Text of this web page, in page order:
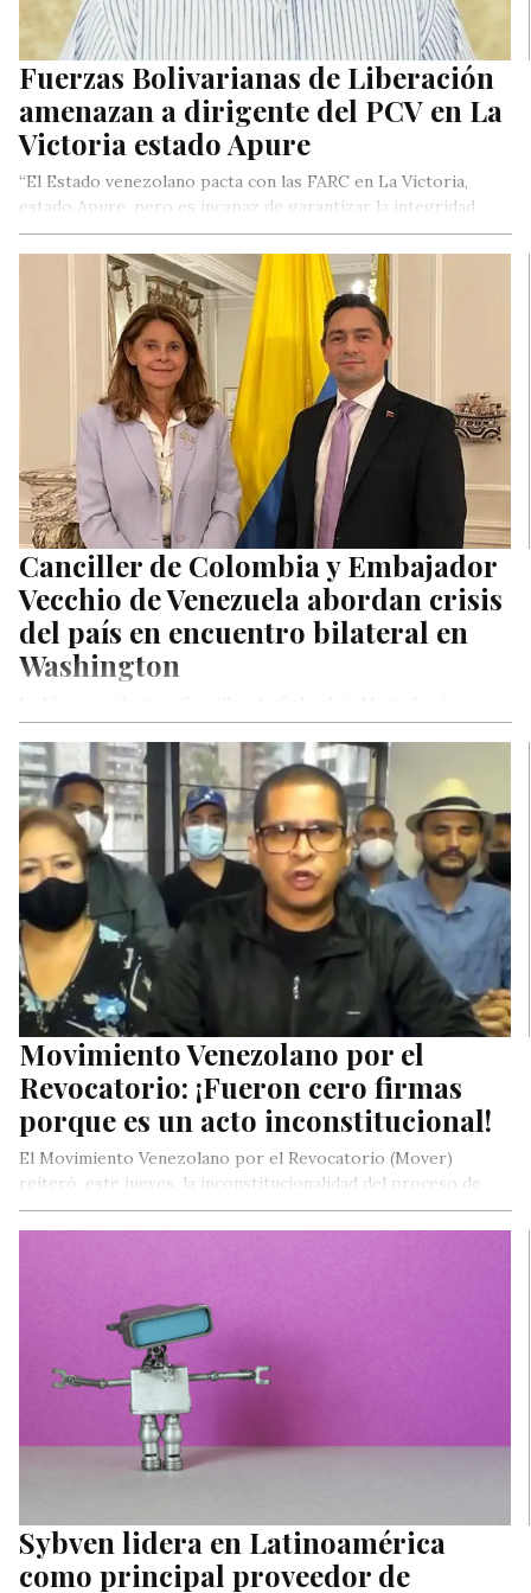
Fuerzas Bolivarianas de Liberación
amenazan a dirigente del PCV en La
Victoria estado Apure
“El Estado venezolano pacta con las FARC en La Victoria,
estado Apure, pero es incapaz de garantizar la integridad
física…
Canciller de Colombia y Embajador
Vecchio de Venezuela abordan crisis
del país en encuentro bilateral en
Washington
Ramírez, y el Embajador de Venezuela en EEUU, Carlos
Vecchio, sostuvieron un…
Movimiento Venezolano por el
Revocatorio: ¡Fueron cero firmas
porque es un acto inconstitucional!
El Movimiento Venezolano por el Revocatorio (Mover)
reiteró, este jueves, la inconstitucionalidad del proceso de
recolección de voluntades convocado por…
Sybven lidera en Latinoamérica
como principal proveedor de